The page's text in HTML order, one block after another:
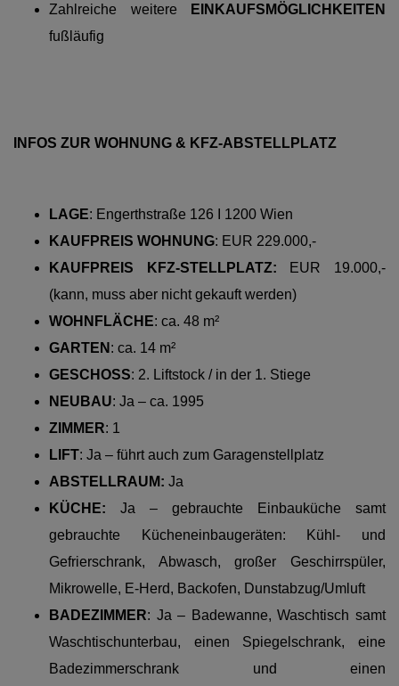
Zahlreiche weitere
EINKAUFSMÖGLICHKEITEN
fußläufig
INFOS ZUR WOHNUNG & KFZ-ABSTELLPLATZ
LAGE: Engerthstraße 126 I 1200 Wien
KAUFPREIS WOHNUNG: EUR 229.000,-
KAUFPREIS KFZ-STELLPLATZ:
EUR 19.000,-
(kann, muss aber nicht gekauft werden)
WOHNFLÄCHE: ca. 48 m²
GARTEN : ca. 14 m²
GESCHOSS: 2. Liftstock / in der 1. Stiege
NEUBAU: Ja – ca. 1995
ZIMMER: 1
LIFT: Ja – führt auch zum Garagenstellplatz
ABSTELLRAUM: Ja
KÜCHE: Ja – gebrauchte Einbauküche samt
gebrauchte Kücheneinbaugeräten: Kühl- und
Gefrierschrank, Abwasch, großer Geschirrspüler,
Mikrowelle, E-Herd, Backofen, Dunstabzug/Umluft
BADEZIMMER: Ja – Badewanne, Waschtisch samt
Waschtischunterbau, einen Spiegelschrank, eine
Badezimmerschrank und einen